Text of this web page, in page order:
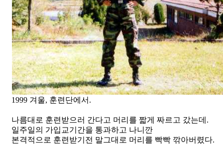
1999 겨울, 훈련단에서.
나름대로 훈련받으러 간다고 머리를 짧게 짜르고 갔는데.
일주일의 가입교기간을 통과하고 나니깐
본격적으로 훈련받기전 말그대로 머리를 빡빡 깎아버렸다.